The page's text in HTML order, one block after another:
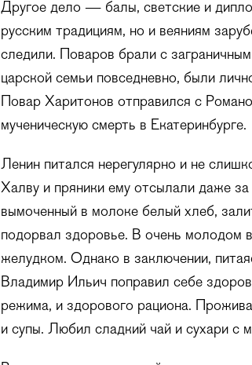
Другое дело — балы, светские и
русским традициям, но и веяниям
следили. Поваров брали с
царской семьи повседневно, были
Повар Харитонов отправился с
мученическую смерть в Екатеринбурге.
Ленин питался нерегулярно и не
Халву и пряники ему отсылали даже
вымоченный в молоке белый хлеб,
подорвал здоровье. В очень молодом
желудком. Однако в заключении,
Владимир Ильич поправил себе
режима, и здорового рациона.
и супы. Любил сладкий чай и сухари с